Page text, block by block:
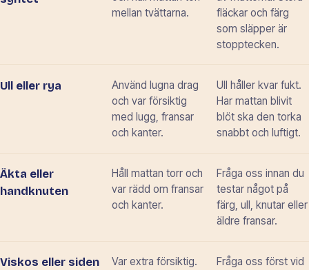
mellan tvättarna.
fläckar och färg
som släpper är
stopptecken.
Ull eller rya
Använd lugna drag
och var försiktig
med lugg, fransar
och kanter.
Ull håller kvar fukt.
Har mattan blivit
blöt ska den torka
snabbt och luftigt.
Äkta eller
handknuten
Håll mattan torr och
var rädd om fransar
och kanter.
Fråga oss innan du
testar något på
färg, ull, knutar eller
äldre fransar.
Viskos eller siden
Var extra försiktig.
Fråga oss först vid